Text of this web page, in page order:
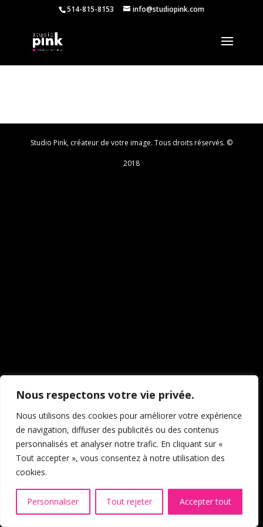
Nous respectons votre vie privée.
Nous utilisons des cookies pour améliorer votre expérience
de navigation, diffuser des publicités ou des contenus
personnalisés et analyser notre trafic. En cliquant sur «
Tout accepter », vous consentez à notre utilisation des
cookies.
Personnaliser Tout rejeter Accepter tout
514-815-8153 info@studiopink.com
Studio Pink, créateur de votre image. Tous droits réservés. ©
2018